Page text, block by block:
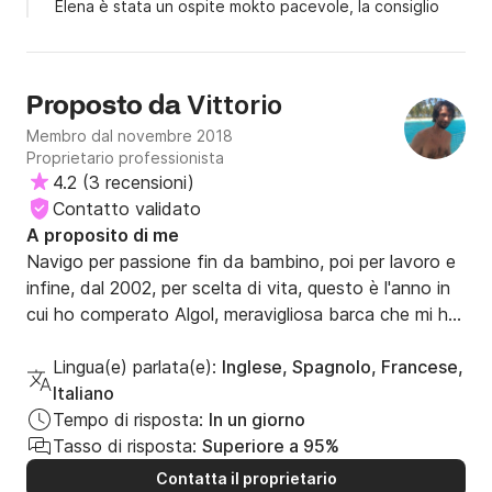
Elena è stata un ospite mokto pacevole, la consiglio
Proposto daVittorio
Membro dal novembre 2018
Proprietario professionista
4.2 (3 recensioni)
Contatto validato
A proposito di me
Navigo per passione fin da bambino, poi per lavoro e
infine, dal 2002, per scelta di vita, questo è l'anno in
cui ho comperato Algol, meravigliosa barca che mi ha
poi con la mia famiglia man mano piu' numerosa...
Nel 2018 decidiamo di acquistare un catamarano
Nautitech 47 e navigarci fino in Polinesia, dove
finalmente trovato abbiamo deciso di fermarci ed
avviare un'attivita di charter, organizziamo crociere
Lingua(e) parlata(e): Inglese, Spagnolo, Francese,
Italiano
Tempo di risposta: In un giorno
Tasso di risposta: Superiore a 95%
Contatta il proprietario